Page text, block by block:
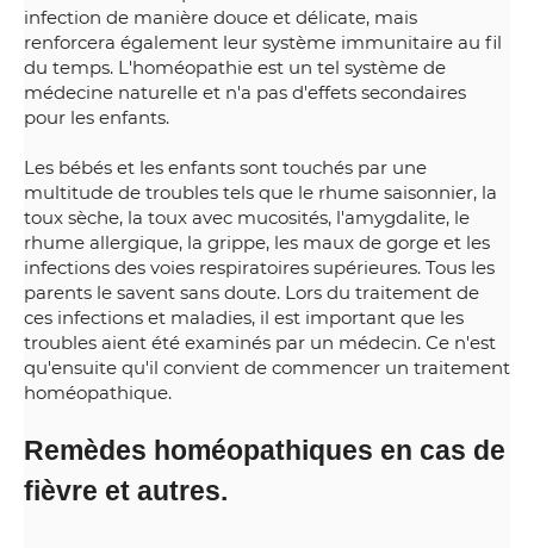
infection de manière douce et délicate, mais
renforcera également leur système immunitaire au fil
du temps. L'homéopathie est un tel système de
médecine naturelle et n'a pas d'effets secondaires
pour les enfants.
Les bébés et les enfants sont touchés par une
multitude de troubles tels que le rhume saisonnier, la
toux sèche, la toux avec mucosités, l'amygdalite, le
rhume allergique, la grippe, les maux de gorge et les
infections des voies respiratoires supérieures. Tous les
parents le savent sans doute. Lors du traitement de
ces infections et maladies, il est important que les
troubles aient été examinés par un médecin. Ce n'est
qu'ensuite qu'il convient de commencer un traitement
homéopathique.
Remèdes homéopathiques en cas de
fièvre et autres.